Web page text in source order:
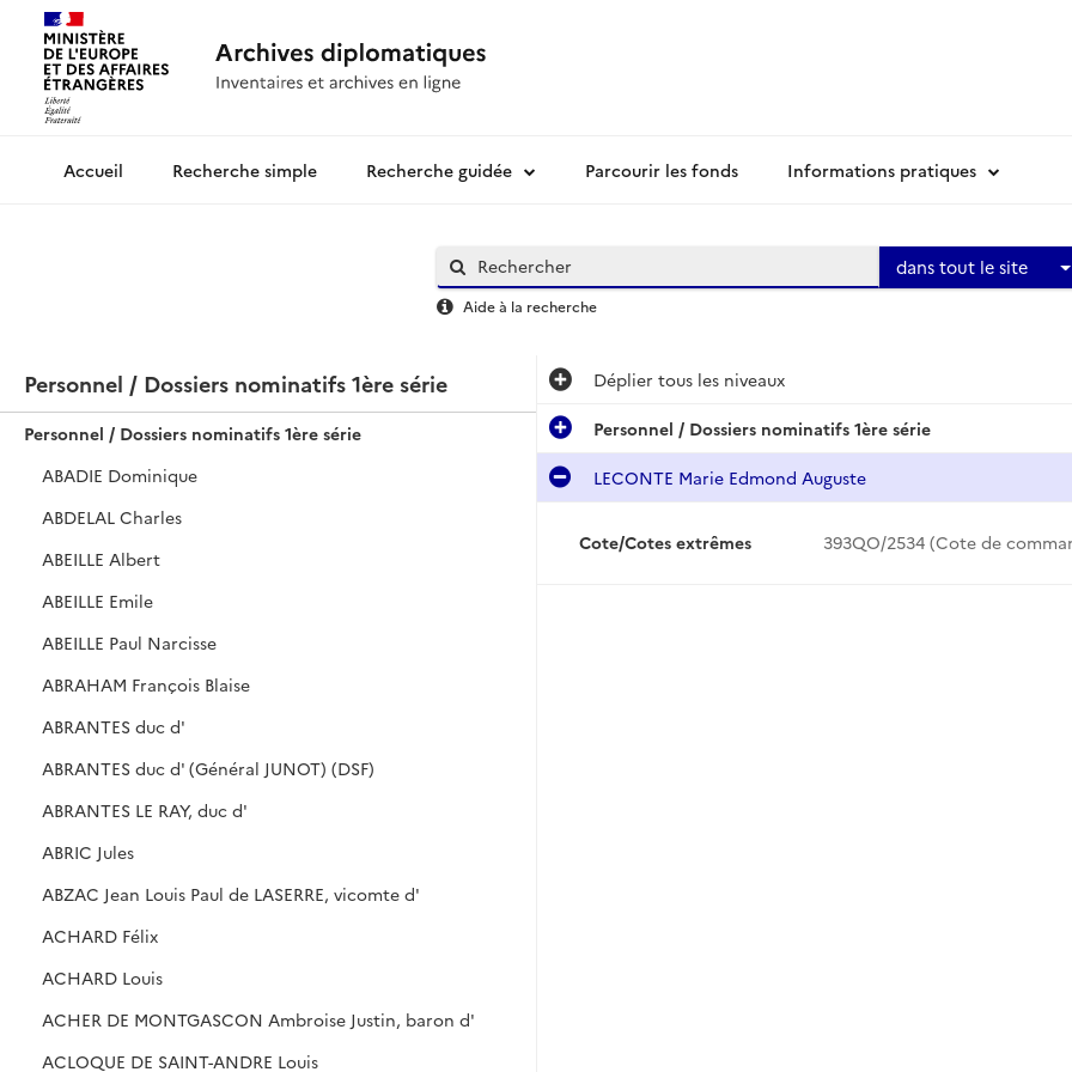
Archives diplomatiquesRecherche simple Recherche guidée Parcourir les fonds Informations pratiques
dans tout le site
Aide à la recherche
Personnel / Dossiers nominatifs 1ère série
Personnel / Dossiers nominatifs 1ère série
ABADIE Dominique
ABDELAL Charles
ABEILLE Albert
ABEILLE Emile
ABEILLE Paul Narcisse
ABRAHAM François Blaise
ABRANTES duc d'
ABRANTES duc d' (Général JUNOT) (DSF)
ABRANTES LE RAY, duc d'
ABRIC Jules
ABZAC Jean Louis Paul de LASERRE, vicomte d'
ACHARD Félix
ACHARD Louis
ACHER DE MONTGASCON Ambroise Justin, baron d'
ACLOQUE DE SAINT-ANDRE Louis
Déplier tous les niveaux
Personnel / Dossiers nominatifs 1ère série
LECONTE Marie Edmond Auguste
Cote/Cotes extrêmes 393QO/2534 (Cote de